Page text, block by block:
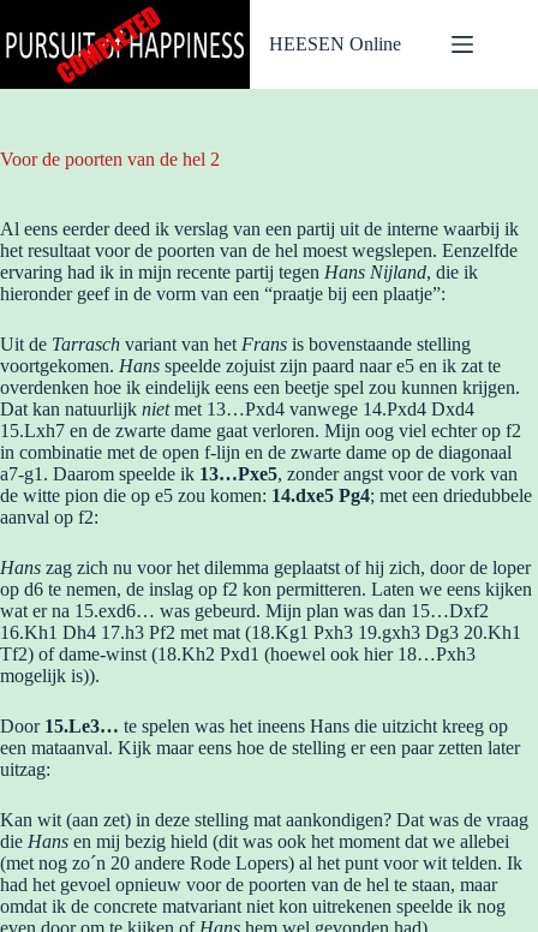
naar
de
HEESEN Online
Voor de poorten van de hel 2
Al eens eerder deed ik verslag van een partij uit de interne waarbij ik
het resultaat voor de poorten van de hel moest wegslepen. Eenzelfde
ervaring had ik in mijn recente partij tegen Hans Nijland, die ik
hieronder geef in de vorm van een “praatje bij een plaatje”:
Uit de Tarrasch variant van het Frans is bovenstaande stelling
voortgekomen. Hans speelde zojuist zijn paard naar e5 en ik zat te
overdenken hoe ik eindelijk eens een beetje spel zou kunnen krijgen.
Dat kan natuurlijk nietmet 13…Pxd4 vanwege 14.Pxd4 Dxd4
15.Lxh7 en de zwarte dame gaat verloren. Mijn oog viel echter op f2
in combinatie met de open f-lijn en de zwarte dame op de diagonaal
a7-g1. Daarom speelde ik 13…Pxe5, zonder angst voor de vork van
de witte pion die op e5 zou komen: 14.dxe5 Pg4; met een driedubbele
aanval op f2:
Hans zag zich nu voor het dilemma geplaatst of hij zich, door de loper
op d6 te nemen, de inslag op f2 kon permitteren. Laten we eens kijken
wat er na 15.exd6… was gebeurd. Mijn plan was dan 15…Dxf2
16.Kh1 Dh4 17.h3 Pf2 met mat (18.Kg1 Pxh3 19.gxh3 Dg3 20.Kh1
Tf2) of dame-winst (18.Kh2 Pxd1 (hoewel ook hier 18…Pxh3
mogelijk is)).
Door 15.Le3… te spelen was het ineens Hans die uitzicht kreeg op
een mataanval. Kijk maar eens hoe de stelling er een paar zetten later
uitzag:
Kan wit (aan zet) in deze stelling mat aankondigen? Dat was de vraag
die Hans en mij bezig hield (dit was ook het moment dat we allebei
(met nog zo´n 20 andere Rode Lopers) al het punt voor wit telden. Ik
had het gevoel opnieuw voor de poorten van de hel te staan, maar
omdat ik de concrete matvariant niet kon uitrekenen speelde ik nog
even door om te kijken of Hans hem wel gevonden had).